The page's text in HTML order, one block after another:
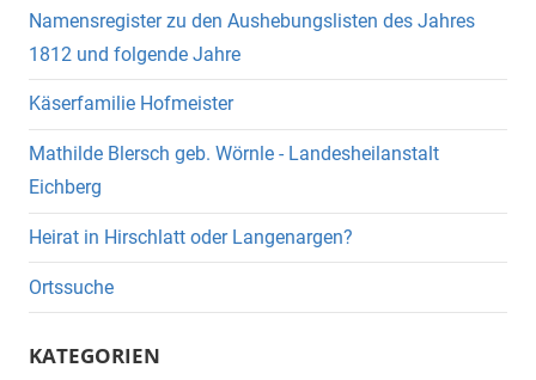
Namensregister zu den Aushebungslisten des Jahres
1812 und folgende Jahre
Käserfamilie Hofmeister
Mathilde Blersch geb. Wörnle - Landesheilanstalt
Eichberg
Heirat in Hirschlatt oder Langenargen?
Ortssuche
KATEGORIEN